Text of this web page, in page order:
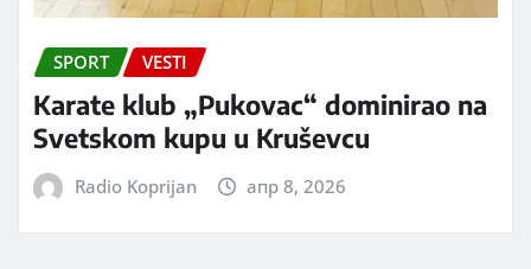
SPORT VESTI
Karate klub „Pukovac“ dominirao na
Svetskom kupu u Kruševcu
Radio Koprijan апр 8, 2026